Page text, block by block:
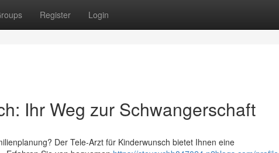
Register Login
Ihr Weg zur Schwangerschaft
Der Tele-Arzt für Kinderwunsch bietet Ihnen eine